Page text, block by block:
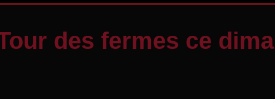
des fermes ce